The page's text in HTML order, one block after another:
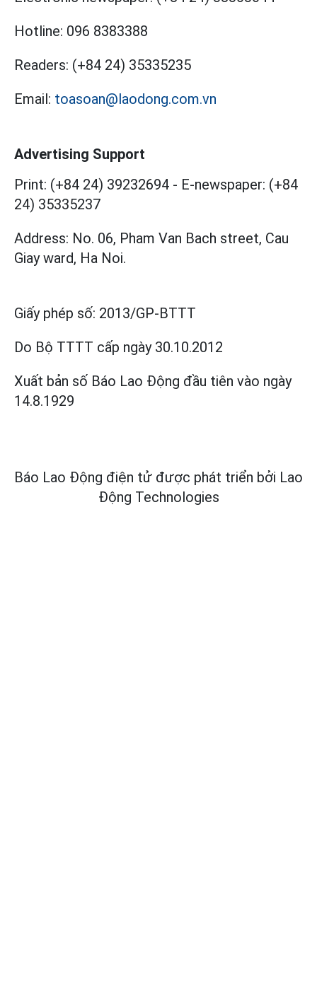
Hotline: 096 8383388
Readers: (+84 24) 35335235
Email: toasoan@laodong.com.vn
Advertising Support
Print: (+84 24) 39232694 - E-newspaper: (+84
24) 35335237
Address: No. 06, Pham Van Bach street, Cau
Giay ward, Ha Noi.
Giấy phép số: 2013/GP-BTTT
Do Bộ TTTT cấp ngày 30.10.2012
Xuất bản số Báo Lao Động đầu tiên vào ngày
14.8.1929
Báo Lao Động điện tử được phát triển bởi Lao
Động Technologies